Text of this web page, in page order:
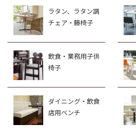
ラタン、ラタン調
チェア・籐椅子
飲食・業務用子供
椅子
ダイニング・飲食
店用ベンチ